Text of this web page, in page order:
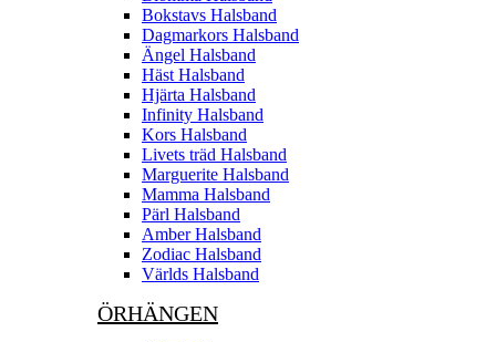
Bokstavs Halsband
Dagmarkors Halsband
Ängel Halsband
Häst Halsband
Hjärta Halsband
Infinity Halsband
Kors Halsband
Livets träd Halsband
Marguerite Halsband
Mamma Halsband
Pärl Halsband
Amber Halsband
Zodiac Halsband
Världs Halsband
ÖRHÄNGEN